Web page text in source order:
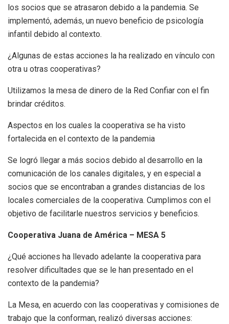
los socios que se atrasaron debido a la pandemia. Se
implementó, además, un nuevo beneficio de psicología
infantil debido al contexto.
¿Algunas de estas acciones la ha realizado en vínculo con
otra u otras cooperativas?
Utilizamos la mesa de dinero de la Red Confiar con el fin
brindar créditos.
Aspectos en los cuales la cooperativa se ha visto
fortalecida en el contexto de la pandemia
Se logró llegar a más socios debido al desarrollo en la
comunicación de los canales digitales, y en especial a
socios que se encontraban a grandes distancias de los
locales comerciales de la cooperativa. Cumplimos con el
objetivo de facilitarle nuestros servicios y beneficios.
Cooperativa Juana de América – MESA 5
¿Qué acciones ha llevado adelante la cooperativa para
resolver dificultades que se le han presentado en el
contexto de la pandemia?
La Mesa, en acuerdo con las cooperativas y comisiones de
trabajo que la conforman, realizó diversas acciones: